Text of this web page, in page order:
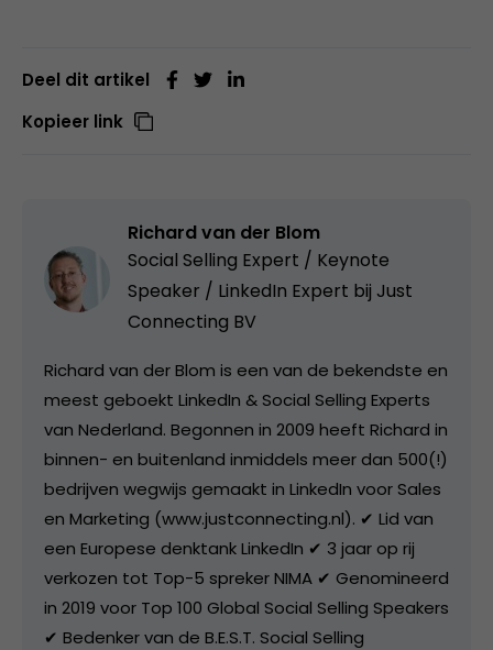
Deel dit artikel
Kopieer link
Richard van der Blom
Social Selling Expert / Keynote
Speaker / LinkedIn Expert bij Just
Connecting BV
Richard van der Blom is een van de bekendste en
meest geboekt LinkedIn & Social Selling Experts
van Nederland. Begonnen in 2009 heeft Richard in
binnen- en buitenland inmiddels meer dan 500(!)
bedrijven wegwijs gemaakt in LinkedIn voor Sales
en Marketing (www.justconnecting.nl). ✔ Lid van
een Europese denktank LinkedIn ✔ 3 jaar op rij
verkozen tot Top-5 spreker NIMA ✔ Genomineerd
in 2019 voor Top 100 Global Social Selling Speakers
✔ Bedenker van de B.E.S.T. Social Selling